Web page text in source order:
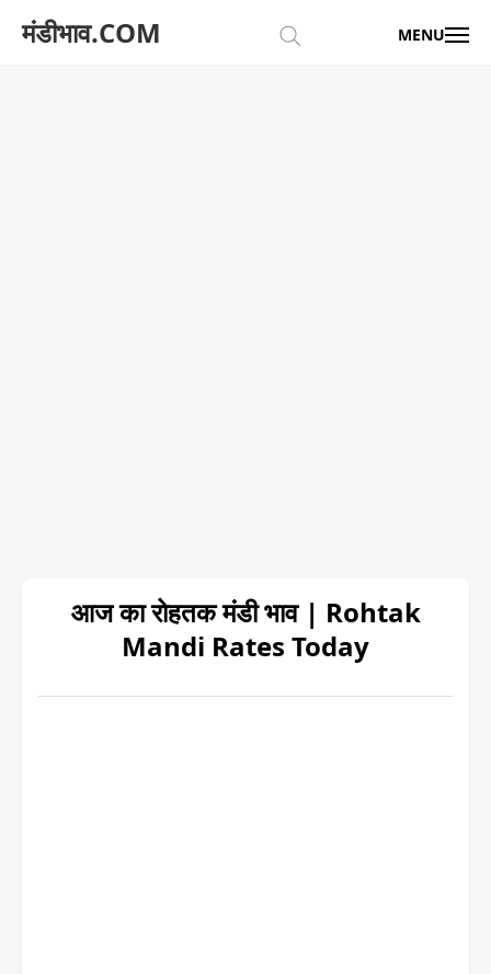
मंडीभाव.COM MENU
आज का रोहतक मंडी भाव | Rohtak
Mandi Rates Today